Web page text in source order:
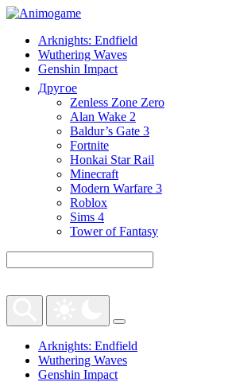
Arknights: Endfield
Wuthering Waves
Genshin Impact
Другое
Zenless Zone Zero
Alan Wake 2
Baldur’s Gate 3
Fortnite
Honkai Star Rail
Minecraft
Modern Warfare 3
Roblox
Sims 4
Tower of Fantasy
Arknights: Endfield
Wuthering Waves
Genshin Impact